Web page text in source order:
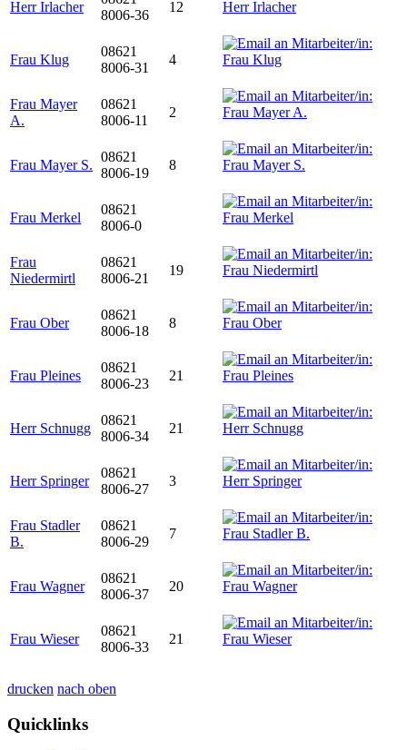
Herr Irlacher
8006-36
12
Frau Klug
08621
8006-31
4
Frau Mayer
A.
08621
8006-11
2
Frau Mayer S.
08621
8006-19
8
Frau Merkel
08621
8006-0
Frau
Niedermirtl
08621
8006-21
19
Frau Ober
08621
8006-18
8
Frau Pleines
08621
8006-23
21
Herr Schnugg
08621
8006-34
21
Herr Springer
08621
8006-27
3
Frau Stadler
B.
08621
8006-29
7
Frau Wagner
08621
8006-37
20
Frau Wieser
08621
8006-33
21
drucken nach oben
Quicklinks